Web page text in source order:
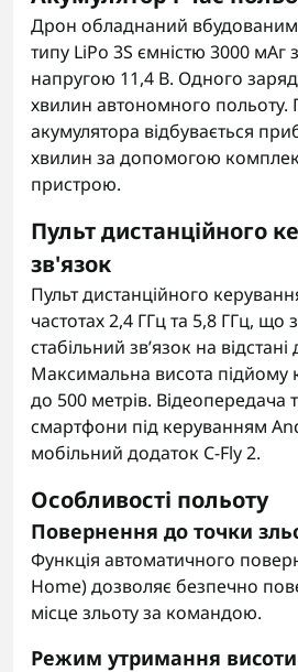
Дрон обладнаний
типу LiPo 3S ємністю 3000
напругою 11,4 В. Одного
хвилин автономного
акумулятора відбувається
хвилин за допомогою
пристрою.
Пульт дистанційного
зв'язок
Пульт дистанційного
частотах 2,4 ГГц та 5,8 ГГц, що
стабільний зв’язок на
Максимальна висота
до 500 метрів. Відеопередача
смартфони під керуванням
мобільний додаток C-Fly 2.
Особливості польоту
Повернення до точки
Функція автоматичного
Home) дозволяє безпечно
місце зльоту за командою.
Режим утримання висоти